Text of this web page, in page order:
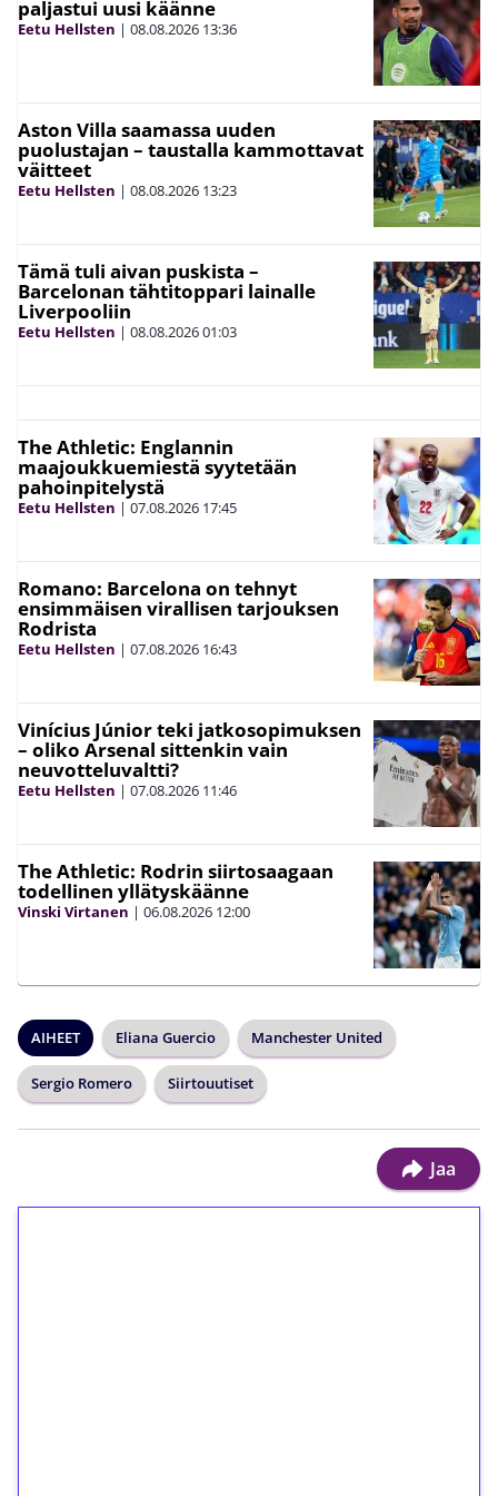
paljastui uusi käänne
Eetu Hellsten | 08.08.2026 13:36
Aston Villa saamassa uuden
puolustajan – taustalla kammottavat
väitteet
Eetu Hellsten | 08.08.2026 13:23
Tämä tuli aivan puskista –
Barcelonan tähtitoppari lainalle
Liverpooliin
Eetu Hellsten | 08.08.202601:03
The Athletic: Englannin
maajoukkuemiestä syytetään
pahoinpitelystä
Eetu Hellsten | 07.08.2026 17:45
Romano: Barcelona on tehnyt
ensimmäisen virallisen tarjouksen
Rodrista
Eetu Hellsten | 07.08.2026 16:43
Vinícius Júnior teki jatkosopimuksen
– oliko Arsenal sittenkin vain
neuvotteluvaltti?
Eetu Hellsten | 07.08.2026 11:46
The Athletic: Rodrin siirtosaagaan
todellinen yllätyskäänne
Vinski Virtanen | 06.08.2026 12:00
AIHEET Eliana Guercio Manchester United
Sergio Romero Siirtouutiset
Jaa